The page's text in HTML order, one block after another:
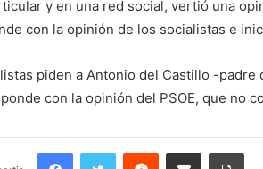
y en una red social, vertió una
con la opinión de los socialistas e
piden a Antonio del Castillo -
con la opinión del PSOE, que no
FacebookTwitter Reddit Compartir por correo electrónico